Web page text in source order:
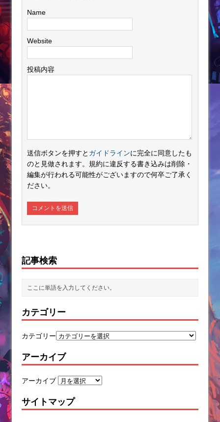
Name
Website
投稿内容
送信ボタンを押すと ガイドラインに完全に同意したも
のと見做されます。規約に違反する書き込みは削除・
編集が行われる可能性がございますので何卒ご了承く
ださい。
記事検索
カテゴリー
カテゴリー
アーカイブ
アーカイブ
サイトマップ